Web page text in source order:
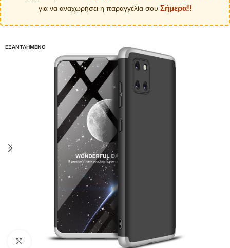
για να αναχωρήσει η παραγγελία σου Σήμερα!!
ΕΞΑΝΤΛΗΜΕΝΟ
Click to enlarge